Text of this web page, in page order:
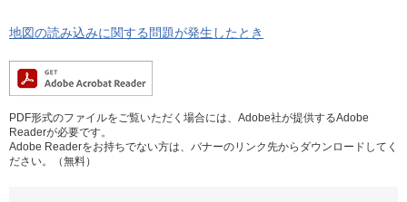
地図の読み込みに関する問題が発生したとき
PDF形式のファイルをご覧いただく場合には、Adobe社が提供するAdobe
Readerが必要です。
Adobe Readerをお持ちでない方は、バナーのリンク先からダウンロードしてく
ださい。（無料）